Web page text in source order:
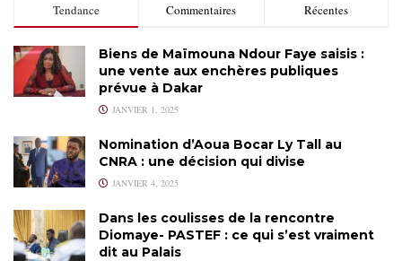
Tendance Commentaires Récentes
Biens de Maïmouna Ndour Faye saisis :
une vente aux enchères publiques
prévue à Dakar
JANVIER 1, 2025
Nomination d’Aoua Bocar Ly Tall au
CNRA : une décision qui divise
JANVIER 4, 2025
Dans les coulisses de la rencontre
Diomaye- PASTEF : ce qui s’est vraiment
dit au Palais